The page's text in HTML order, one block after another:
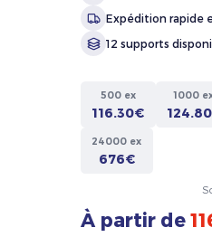
Expédition rapide
12 supports
500 ex
116.30€
1000
24000 ex
676€
À partir de